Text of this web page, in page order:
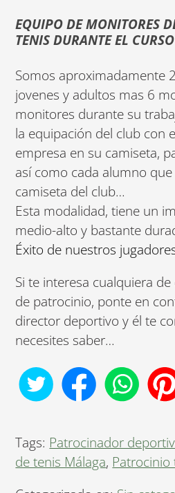
EQUIPO DE MONITORES
TENIS DURANTE EL
Somos aproximadamente
jovenes y adultos mas 6
monitores durante su
la equipación del club con
empresa en su camiseta,
así como cada alumno
camiseta del club…
Esta modalidad, tiene un
medio-alto y bastante
Éxito de nuestros
Si te interesa cualquiera
de patrocinio, ponte en
director deportivo y él te
necesites saber…
Tags: Patrocinador
de tenis Málaga, Patrocinio